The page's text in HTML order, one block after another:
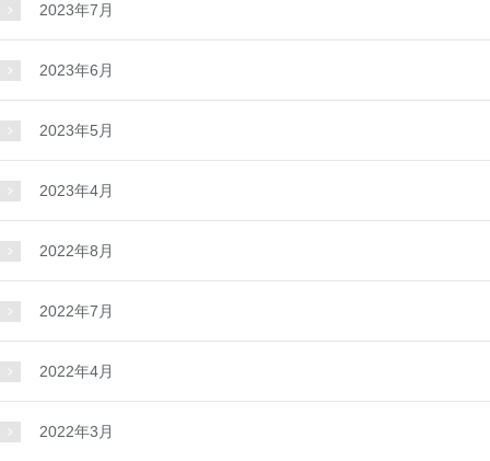
2023年7月
2023年6月
2023年5月
2023年4月
2022年8月
2022年7月
2022年4月
2022年3月